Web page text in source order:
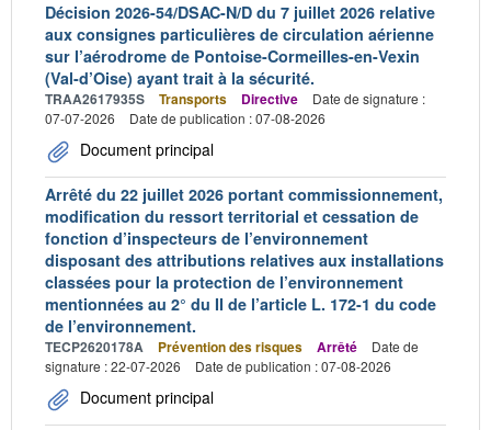
Décision 2026-54/DSAC-N/D du 7 juillet 2026 relative
aux consignes particulières de circulation aérienne
sur l’aérodrome de Pontoise-Cormeilles-en-Vexin
(Val-d’Oise) ayant trait à la sécurité.
TRAA2617935S Transports Directive
Date de signature :
07-07-2026
Date de publication : 07-08-2026
Document principal
Arrêté du 22 juillet 2026 portant commissionnement,
modification du ressort territorial et cessation de
fonction d’inspecteurs de l’environnement
disposant des attributions relatives aux installations
classées pour la protection de l’environnement
mentionnées au 2° du II de l’article L. 172-1 du code
de l’environnement.
TECP2620178A Prévention des risques Arrêté
Date de
signature : 22-07-2026
Date de publication : 07-08-2026
Document principal